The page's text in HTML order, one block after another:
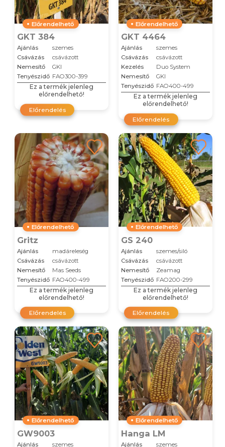
Előrendelhető
GKT 384
Ajánlás
szemes
Csávázás
csávázott
Nemesítő
GKI
Tenyészidő FAO300-399
Ez a termék jelenleg
előrendelhető!
Előrendelés
Előrendelhető
GKT 4464
Ajánlás
szemes
Csávázás
csávázott
Kezelés
Duo System
Nemesítő
GKI
Tenyészidő FAO400-499
Ez a termék jelenleg
előrendelhető!
Előrendelés
Előrendelhető
Gritz
Ajánlás
madáreleség
Csávázás
csávázott
Nemesítő
Mas Seeds
Tenyészidő FAO400-499
Ez a termék jelenleg
előrendelhető!
Előrendelés
Előrendelhető
GS 240
Ajánlás
szemes/siló
Csávázás
csávázott
Nemesítő
Zeamag
Tenyészidő FAO200-299
Ez a termék jelenleg
előrendelhető!
Előrendelés
Előrendelhető
GW9003
Ajánlás szemes
Előrendelhető
Hanga LM
Ajánlás szemes